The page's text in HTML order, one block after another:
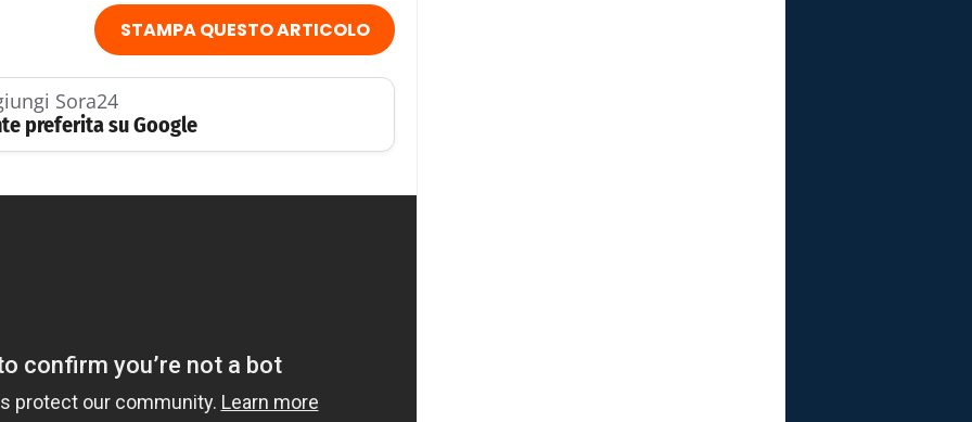
STAMPA QUESTO ARTICOLO
Sora24
preferita su Google